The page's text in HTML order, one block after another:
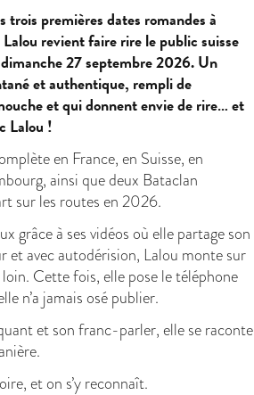
trois premières dates romandes à
revient faire rire le public suisse
27 septembre 2026. Un
et authentique, rempli de
et qui donnent envie de rire… et
Lalou !
en France, en Suisse, en
ainsi que deux Bataclan
sur les routes en 2026.
grâce à ses vidéos où elle partage son
et avec autodérision, Lalou monte sur
Cette fois, elle pose le téléphone
n’a jamais osé publier.
et son franc-parler, elle se raconte
et on s’y reconnaît.